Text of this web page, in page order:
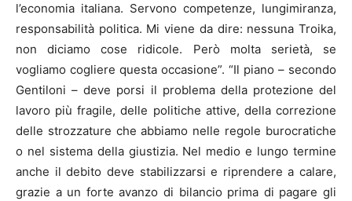
l’economia italiana. Servono competenze, lungimiranza,
responsabilità politica. Mi viene da dire: nessuna Troika,
non diciamo cose ridicole. Però molta serietà, se
vogliamo cogliere questa occasione”. “Il piano – secondo
Gentiloni – deve porsi il problema della protezione del
lavoro più fragile, delle politiche attive, della correzione
delle strozzature che abbiamo nelle regole burocratiche
o nel sistema della giustizia. Nel medio e lungo termine
anche il debito deve stabilizzarsi e riprendere a calare,
grazie a un forte avanzo di bilancio prima di pagare gli